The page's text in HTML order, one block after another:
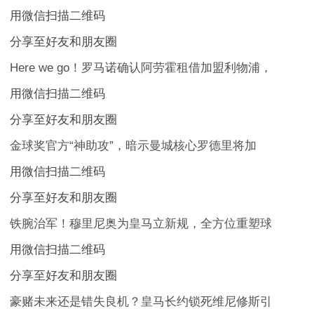
用微信扫描二维码
分享至好友和朋友圈
Here we go！罗马诺确认阿劳霍租借加盟利物浦，
用微信扫描二维码
分享至好友和朋友圈
金球奖官方“神助攻”，暗示曼城核心罗德里将加
用微信扫描二维码
分享至好友和朋友圈
铁腕治军！穆里尼奥为皇马立新规，全方位重塑球
用微信扫描二维码
分享至好友和朋友圈
豪赌未来还是错失良机？皇马长约锁死维尼修斯引